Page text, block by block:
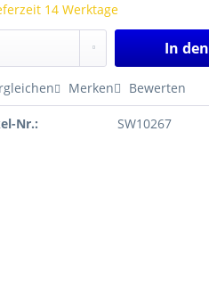
14 Werktage
In den
Merken Bewerten
Nr.: SW10267